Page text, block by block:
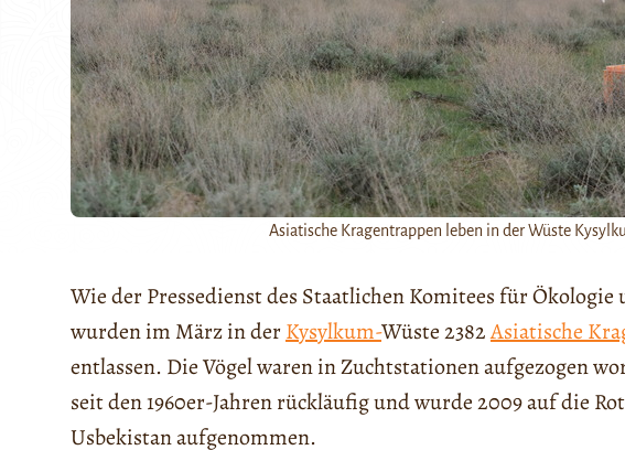
Asiatische Kragentrappen leben in der Wüste
Wie der Pressedienst des Staatlichen Komitees für
wurden im März in derKysylkum-Wüste 2382Asiatische
entlassen. Die Vögel waren in Zuchtstationen aufgezogen
seit den 1960er-Jahren rückläufig und wurde 2009 auf die
Usbekistan aufgenommen.